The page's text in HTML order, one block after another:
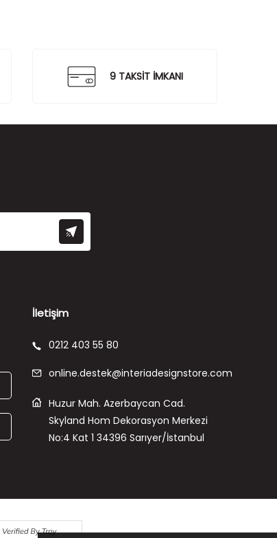
9 TAKSİT İMKANI
İletişim
0212 403 55 80
online.destek@interiadesignstore.com
Huzur Mah. Azerbaycan Cad.
Skyland Hom Dekorasyon Merkezi
No:4 Kat 1 34396 Sarıyer/İstanbul